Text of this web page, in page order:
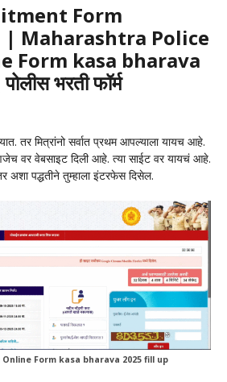
Form
Maharashtra Police
Form kasa bharava
भरती फॉर्म
तर मित्रांनो सर्वात प्रथम आपल्याला यायच आहे.
वर वेबसाइट दिली आहे. त्या साईट वर यायचं आहे.
अशा पद्धतीने तुम्हाला इंटरफेस दिसेल.
Form kasa bharava 2025 fill up